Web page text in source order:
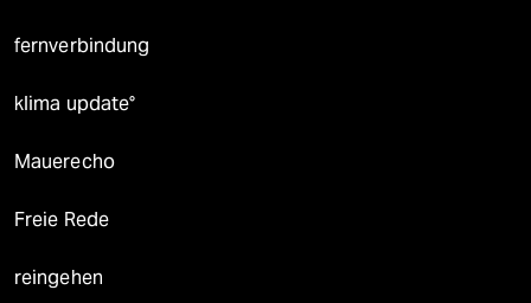
fernverbindung
klima update°
Mauerecho
Freie Rede
reingehen